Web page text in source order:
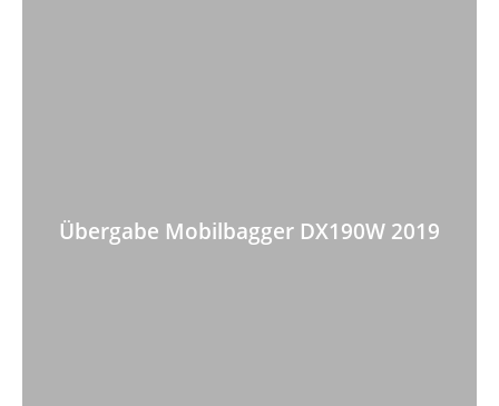
Übe­rg­abe Mo­bil­bag­ger DX190W 2019